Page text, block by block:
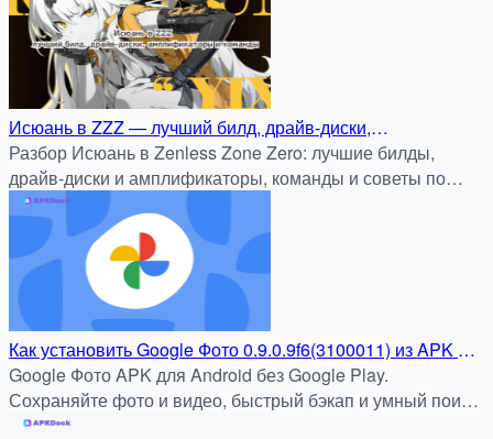
Исюань в ZZZ — лучший билд, драйв-диски,
амплификаторы и команды
Разбор Исюань в Zenless Zone Zero: лучшие билды,
драйв-диски и амплификаторы, команды и советы по
ротации. Скачайте ZZZ на APKDock и играйте бесплатно.
Как установить Google Фото 0.9.0.9f6(3100011) из APK на
Android: Подробная инструкция для APKDock
Google Фото APK для Android без Google Play.
Сохраняйте фото и видео, быстрый бэкап и умный поиск.
Скачать безопасно на apkdock.com.